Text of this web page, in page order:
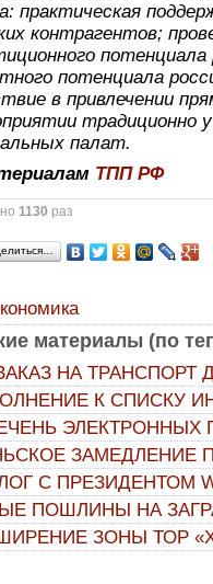
практическая
контрагентов;
потенциала
потенциала
в привлечении
палат.
ТПП РФ
1130 раз
материалы (по
НА
К СПИСКУ
ЭЛЕКТРОННЫХ
ЗАМЕДЛЕНИЕ
С ПРЕЗИДЕНТОМ
ПОШЛИНЫ НА
ЗОНЫ ТОР